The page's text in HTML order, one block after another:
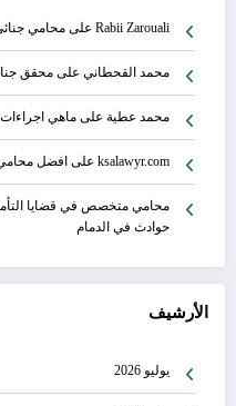
Rabii Zarouali على محامي
محمد القحطاني على محقق
محمد عطية على ماهي
ksalawyr.com على افضل
محامي متخصص في قضايا
حوادث في الدمام
الأرشيف
يوليو 2026